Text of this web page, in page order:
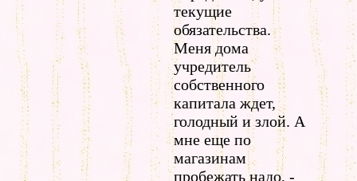
текущие
обязательства.
Меня дома
учредитель
собственного
капитала ждет,
голодный и злой. А
мне еще по
магазинам
пробежать надо, -